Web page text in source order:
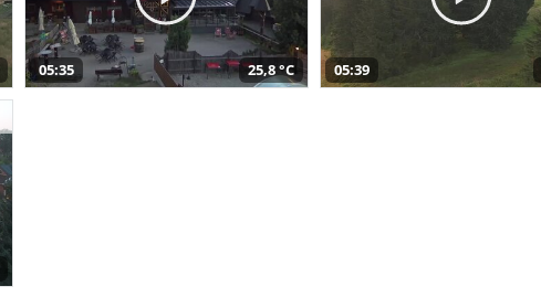
05:35 25,8 °C 05:39